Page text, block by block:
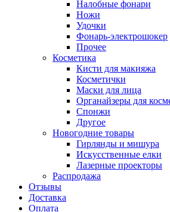
Налобные фонари
Ножи
Удочки
Фонарь-электрошокер
Прочее
Косметика
Кисти для макияжа
Косметички
Маски для лица
Органайзеры для
Спонжи
Другое
Новогодние товары
Гирлянды и мишура
Искусственные елки
Лазерные проекторы
Распродажа
Отзывы
Доставка
Оплата